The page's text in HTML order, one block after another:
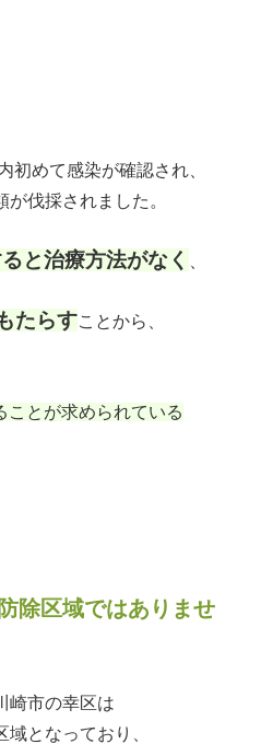
初めて感染が確認され、
伐採されました。
と治療方法がなく
たらすことから、
ことが求められている
除区域ではありませ
崎市の幸区は
となっており、